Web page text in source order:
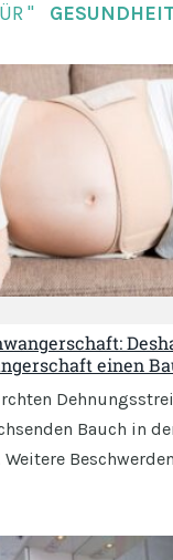
" GESUNDHEIT
einen
Bauch in
Weitere